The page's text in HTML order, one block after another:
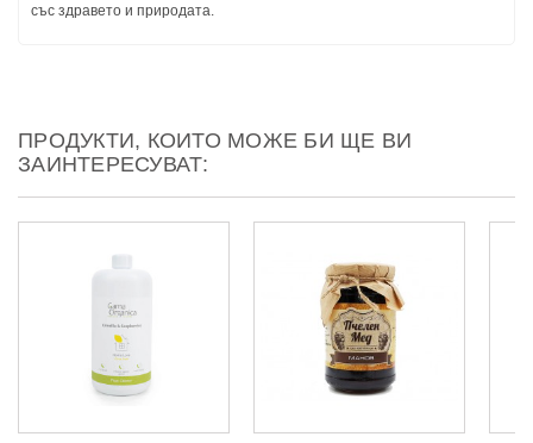
със здравето и природата.
ПРОДУКТИ, КОИТО МОЖЕ БИ ЩЕ ВИ
ЗАИНТЕРЕСУВАТ: